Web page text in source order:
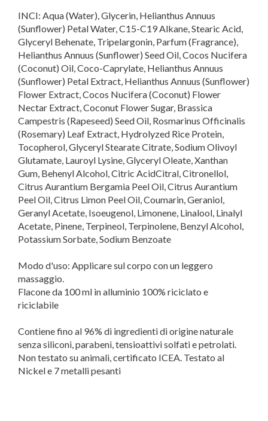
INCI: Aqua (Water), Glycerin, Helianthus Annuus
(Sunflower) Petal Water, C15-C19 Alkane, Stearic Acid,
Glyceryl Behenate, Tripelargonin, Parfum (Fragrance),
Helianthus Annuus (Sunflower) Seed Oil, Cocos Nucifera
(Coconut) Oil, Coco-Caprylate, Helianthus Annuus
(Sunflower) Petal Extract, Helianthus Annuus (Sunflower)
Flower Extract, Cocos Nucifera (Coconut) Flower
Nectar Extract, Coconut Flower Sugar, Brassica
Campestris (Rapeseed) Seed Oil, Rosmarinus Officinalis
(Rosemary) Leaf Extract, Hydrolyzed Rice Protein,
Tocopherol, Glyceryl Stearate Citrate, Sodium Olivoyl
Glutamate, Lauroyl Lysine, Glyceryl Oleate, Xanthan
Gum, Behenyl Alcohol, Citric AcidCitral, Citronellol,
Citrus Aurantium Bergamia Peel Oil, Citrus Aurantium
Peel Oil, Citrus Limon Peel Oil, Coumarin, Geraniol,
Geranyl Acetate, Isoeugenol, Limonene, Linalool, Linalyl
Acetate, Pinene, Terpineol, Terpinolene, Benzyl Alcohol,
Potassium Sorbate, Sodium Benzoate
Modo d'uso: Applicare sul corpo con un leggero
massaggio.
Flacone da 100 ml in alluminio 100% riciclato e
riciclabile
Contiene fino al 96% di ingredienti di origine naturale
senza siliconi, parabeni, tensioattivi solfati e petrolati.
Non testato su animali, certificato ICEA. Testato al
Nickel e 7 metalli pesanti